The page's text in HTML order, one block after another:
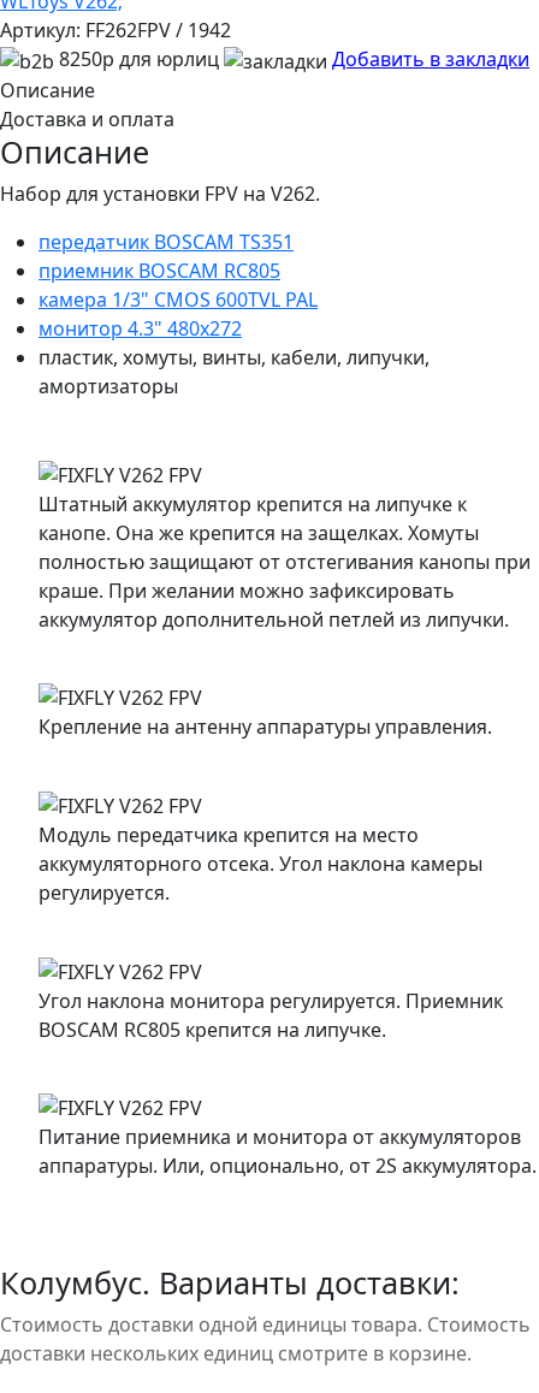
Артикул: FF262FPV / 1942
8250р для юрлиц
Добавить в закладки
Описание
Доставка и оплата
Описание
Набор для установки FPV на V262.
передатчик BOSCAM TS351
приемник BOSCAM RC805
камера 1/3" CMOS 600TVL PAL
монитор 4.3" 480x272
пластик, хомуты, винты, кабели, липучки,
амортизаторы
Штатный аккумулятор крепится на липучке к
канопе. Она же крепится на защелках. Хомуты
полностью защищают от отстегивания канопы при
краше. При желании можно зафиксировать
аккумулятор дополнительной петлей из липучки.
Крепление на антенну аппаратуры управления.
Модуль передатчика крепится на место
аккумуляторного отсека. Угол наклона камеры
регулируется.
Угол наклона монитора регулируется. Приемник
BOSCAM RC805 крепится на липучке.
Питание приемника и монитора от аккумуляторов
аппаратуры. Или, опционально, от 2S аккумулятора.
Колумбус. Варианты доставки:
Стоимость доставки одной единицы товара. Стоимость
доставки нескольких единиц смотрите в корзине.